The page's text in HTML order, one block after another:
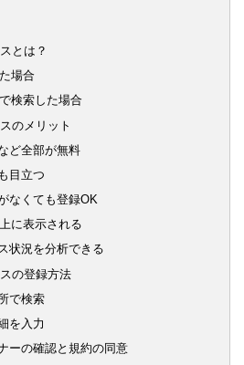
とは？
場合
検索した場合
のメリット
ど全部が無料
目立つ
なくても登録OK
に表示される
状況を分析できる
の登録方法
で検索
を入力
ーの確認と規約の同意